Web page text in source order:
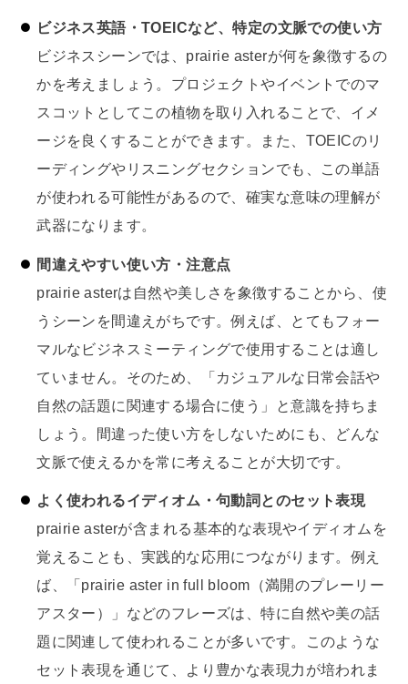
ビジネス英語・TOEICなど、特定の文脈での使い方
ビジネスシーンでは、prairie asterが何を象徴するの
かを考えましょう。プロジェクトやイベントでのマ
スコットとしてこの植物を取り入れることで、イメ
ージを良くすることができます。また、TOEICのリ
ーディングやリスニングセクションでも、この単語
が使われる可能性があるので、確実な意味の理解が
武器になります。
間違えやすい使い方・注意点
prairie asterは自然や美しさを象徴することから、使
うシーンを間違えがちです。例えば、とてもフォー
マルなビジネスミーティングで使用することは適し
ていません。そのため、「カジュアルな日常会話や
自然の話題に関連する場合に使う」と意識を持ちま
しょう。間違った使い方をしないためにも、どんな
文脈で使えるかを常に考えることが大切です。
よく使われるイディオム・句動詞とのセット表現
prairie asterが含まれる基本的な表現やイディオムを
覚えることも、実践的な応用につながります。例え
ば、「prairie aster in full bloom（満開のプレーリー
アスター）」などのフレーズは、特に自然や美の話
題に関連して使われることが多いです。このような
セット表現を通じて、より豊かな表現力が培われま